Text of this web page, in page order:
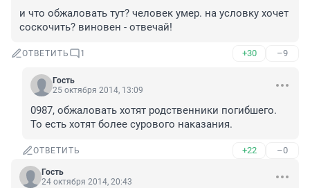
и что обжаловать тут? человек умер. на условку хочет
ОТВЕТИТЬ 1 +30 –9
Гость
25 октября 2014, 13:09
0987, обжаловать хотят родственники погибшего.
То есть хотят более сурового наказания.
ОТВЕТИТЬ +22 –0
Гость
24 октября 2014, 20:43